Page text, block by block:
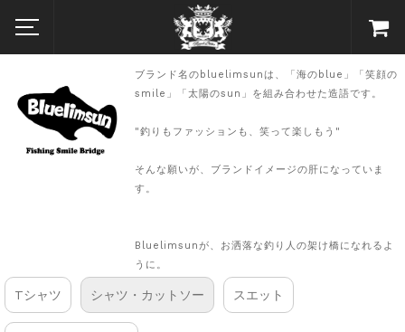
ブランド名のbluelimsunは、「海のblue」「笑顔の
smile」「太陽のsun」を組み合わせた造語です。
"釣りもファッションも、笑って楽しもう"
そんな願いが、ブランドイメージの肝になっていま
す。
Bluelimsunが、お洒落な釣り人の架け橋になれるよ
うに。
Tシャツ シャツ・カットソー スエット